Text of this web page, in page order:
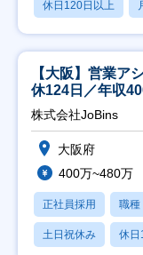
休日120日以上
【大阪】営業ア
休124日／年収
株式会社JoBins
大阪府
400万~480万
正社員採用 職種
土日祝休み 休日